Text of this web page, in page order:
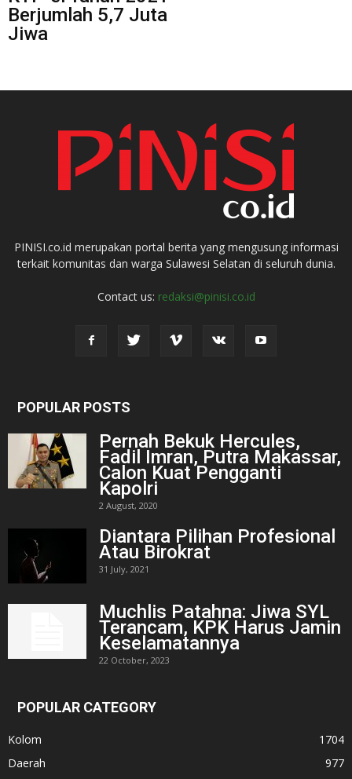
Berjumlah 5,7 Juta
Jiwa
PINISI.co.id merupakan portal berita yang mengusung informasi
terkait komunitas dan warga Sulawesi Selatan di seluruh dunia.
Contact us: redaksi@pinisi.co.id
POPULAR POSTS
Pernah Bekuk Hercules,
Fadil Imran, Putra Makassar,
Calon Kuat Pengganti
Kapolri
2 August, 2020
Diantara Pilihan Profesional
Atau Birokrat
31 July, 2021
Muchlis Patahna: Jiwa SYL
Terancam, KPK Harus Jamin
Keselamatannya
22 October, 2023
POPULAR CATEGORY
Kolom
1704
Daerah
977